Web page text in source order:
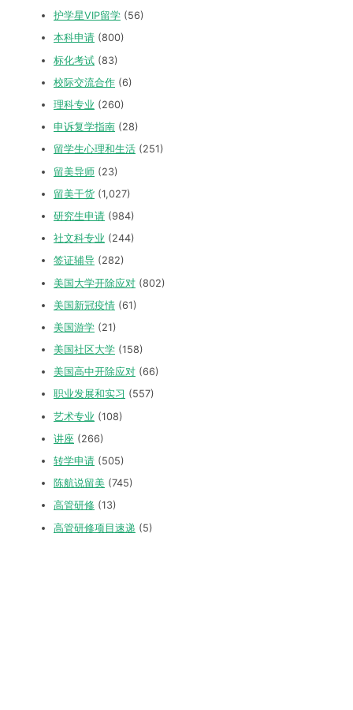
护学星VIP留学 (56)
本科申请 (800)
标化考试 (83)
校际交流合作 (6)
理科专业 (260)
申诉复学指南 (28)
留学生心理和生活 (251)
留美导师 (23)
留美干货 (1,027)
研究生申请 (984)
社文科专业 (244)
签证辅导 (282)
美国大学开除应对 (802)
美国新冠疫情 (61)
美国游学 (21)
美国社区大学 (158)
美国高中开除应对 (66)
职业发展和实习 (557)
艺术专业 (108)
讲座 (266)
转学申请 (505)
陈航说留美 (745)
高管研修 (13)
高管研修项目速递 (5)